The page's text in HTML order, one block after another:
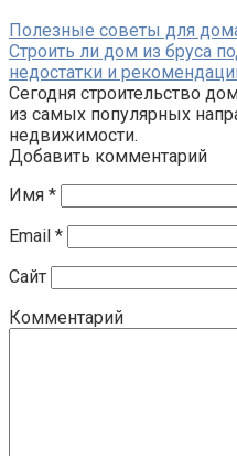
Полезные советы для
Строить ли дом из бруса
недостатки и
Сегодня строительство
из самых популярных
недвижимости.
Добавить комментарий
Имя *
Email *
Сайт
Комментарий